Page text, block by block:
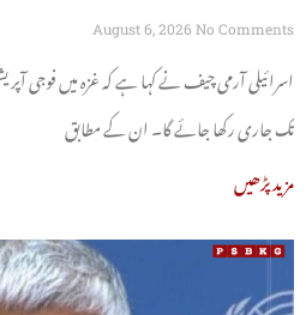
August 6, 2026 No Comments
اسرائیلی آرمی چیف نے کہا ہے کہ غزہ میں
تک جاری رکھا جائے گا۔ ان کے مطابق
مزید پڑھیں